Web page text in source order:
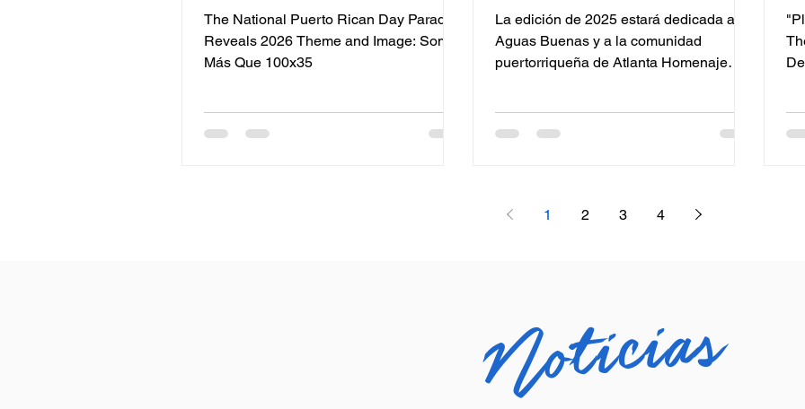
Más Que 100x35"
The National Puerto Rican Day Parade
Reveals 2026 Theme and Image: Somos
Más Que 100x35
reconocidos actores Luis
Guzmán y Gina Rodríguez,
encabezarán el 68º Desfile
La edición de 2025 estará dedicada a
Aguas Buenas y a la comunidad
puertorriqueña de Atlanta Homenaje
1 2 3 4
Noticias